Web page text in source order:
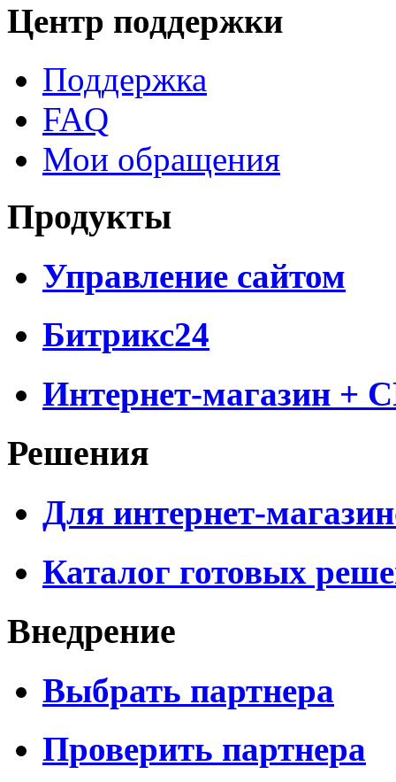
Центр поддержки
Поддержка
FAQ
Мои обращения
Продукты
Управление сайтом
Битрикс24
Интернет-магазин +
Решения
Для интернет-
Каталог готовых
Внедрение
Выбрать партнера
Проверить партнера